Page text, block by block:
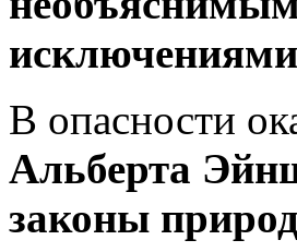
В опасности
Альберта
законы